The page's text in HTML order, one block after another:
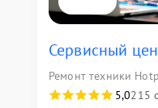
Сервисный
Ремонт техники
5,0215